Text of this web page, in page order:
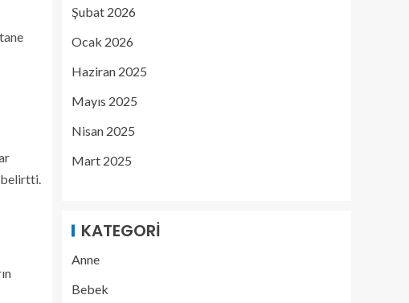
belirtti.
Şubat 2026
Ocak 2026
Haziran 2025
Mayıs 2025
Nisan 2025
Mart 2025
KATEGORI
Anne
Bebek